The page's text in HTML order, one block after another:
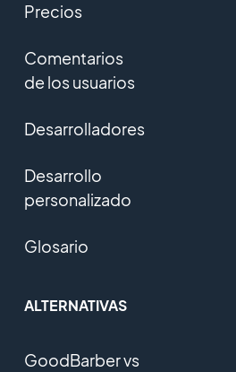
Precios
Comentarios
de los usuarios
Desarrolladores
Desarrollo
personalizado
Glosario
ALTERNATIVAS
GoodBarber vs